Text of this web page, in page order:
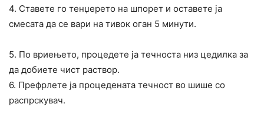
4. Ставете го тенџерето на шпорет и оставете ја
смесата да се вари на тивок оган 5 минути.
5. По вриењето, процедете ја течноста низ цедилка за
да добиете чист раствор.
6. Префрлете ја процедената течност во шише со
распрскувач.